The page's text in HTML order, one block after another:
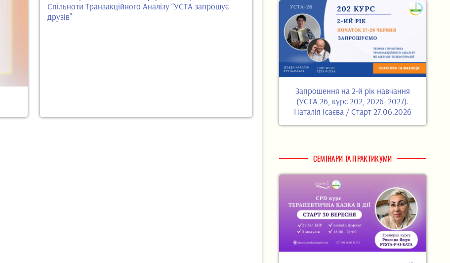
Спільноти Транзакційного Аналізу “УСТА запрошує
друзів”
Запрошення на 2-й рік навчання
(УСТА 26, курс 202, 2026–2027).
Наталія Ісаєва / Старт 27.06.2026
СЕМІНАРИ ТА ПРАКТИКУМИ